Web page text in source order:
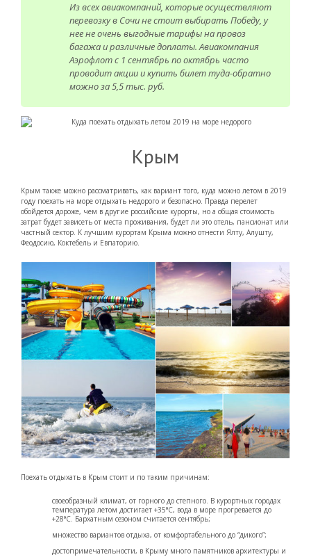
Из всех авиакомпаний, которые осуществляют
перевозку в Сочи не стоит выбирать Победу, у
нее не очень выгодные тарифы на провоз
багажа и различные доплаты. Авиакомпания
Аэрофлот с 1 сентябрь по октябрь часто
проводит акции и купить билет туда-обратно
можно за 5,5 тыс. руб.
Крым
Крым также можно рассматривать, как вариант того, куда можно летом в 2019
году поехать на море отдыхать недорого и безопасно. Правда перелет
обойдется дороже, чем в другие российские курорты, но а общая стоимость
затрат будет зависеть от места проживания, будет ли это отель, пансионат или
частный сектор. К лучшим курортам Крыма можно отнести Ялту, Алушту,
Феодосию, Коктебель и Евпаторию.
Поехать отдыхать в Крым стоит и по таким причинам:
своеобразный климат, от горного до степного. В курортных городах
температура летом достигает +35°С, вода в море прогревается до
+28°С. Бархатным сезоном считается сентябрь;
множество вариантов отдыха, от комфортабельного до “дикого”;
достопримечательности, в Крыму много памятников архитектуры и